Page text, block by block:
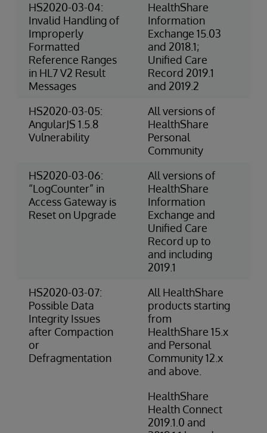
HS2020-03-04:
Invalid Handling of
Improperly
Formatted
Reference Ranges
in HL7 V2 Result
Messages
HealthShare
Information
Exchange 15.03
and 2018.1;
Unified Care
Record 2019.1
and 2019.2
HS2020-03-05:
AngularJS 1.5.8
Vulnerability
All versions of
HealthShare
Personal
Community
HS2020-03-06:
“LogCounter” in
Access Gateway is
Reset on Upgrade
All versions of
HealthShare
Information
Exchange and
Unified Care
Record up to
and including
2019.1
HS2020-03-07:
Possible Data
Integrity Issues
after Compaction
or
Defragmentation
All HealthShare
products starting
from
HealthShare 15.x
and Personal
Community 12.x
and above.
HealthShare
Health Connect
2019.1.0 and